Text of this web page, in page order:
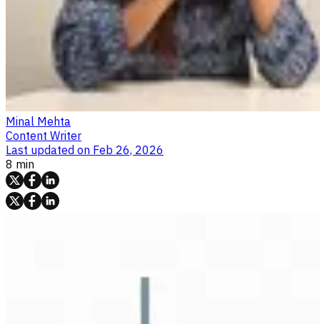
Minal Mehta
Content Writer
Last updated on Feb 26, 2026
8 min